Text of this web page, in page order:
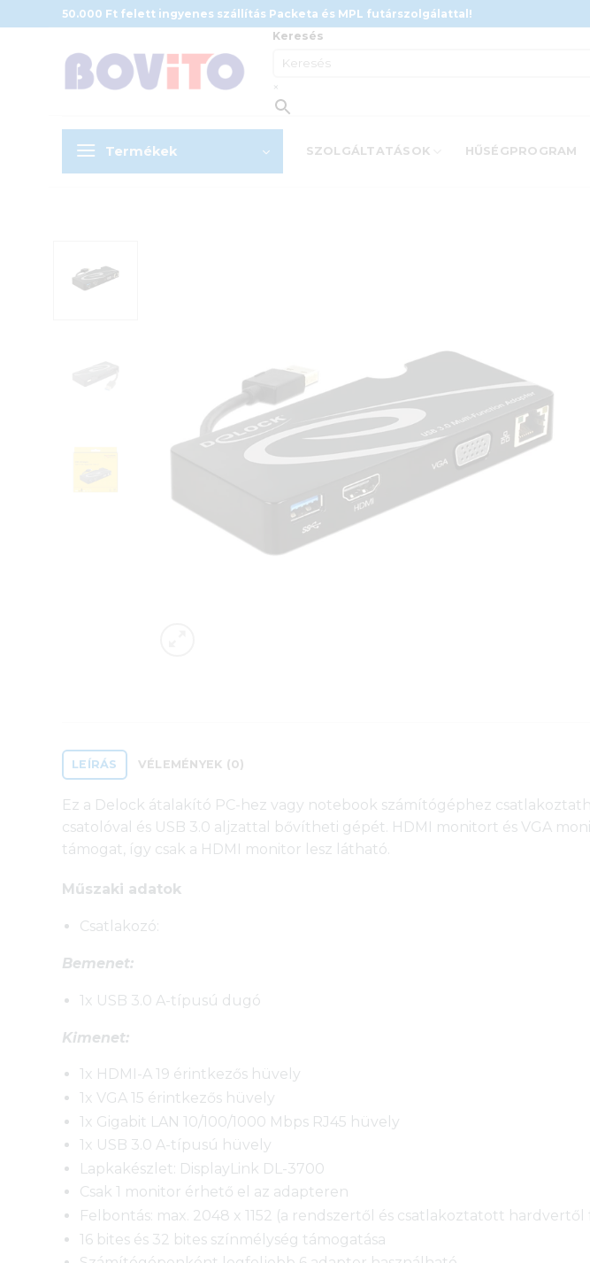
to
50.000 Ft felett ingyenes szállítás Packeta és MPL futárszolgálattal!
Keresés
×
Termékek SZOLGÁLTATÁSOK HŰSÉGPROGRAM
LEÍRÁS VÉLEMÉNYEK (0)
Ez a Delock átalakító PC-hez vagy notebook számítógéphez
csatolóval és USB 3.0 aljzattal bővítheti gépét. HDMI monitort és VGA
támogat, így csak a HDMI monitor lesz látható.
Műszaki adatok
Csatlakozó:
Bemenet:
1x USB 3.0 A-típusú dugó
Kimenet:
1x HDMI-A 19 érintkezős hüvely
1x VGA 15 érintkezős hüvely
1x Gigabit LAN 10/100/1000 Mbps RJ45 hüvely
1x USB 3.0 A-típusú hüvely
Lapkakészlet: DisplayLink DL-3700
Csak 1 monitor érhető el az adapteren
Felbontás: max. 2048 x 1152 (a rendszertől és csatlakoztatott
16 bites és 32 bites színmélység támogatása